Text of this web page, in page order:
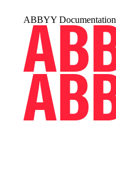
ABBYY Documentation